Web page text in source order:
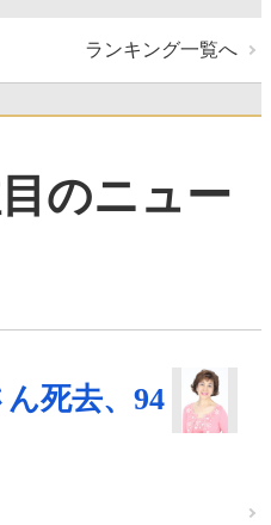
ランキング一覧へ
のニュー
死去、94